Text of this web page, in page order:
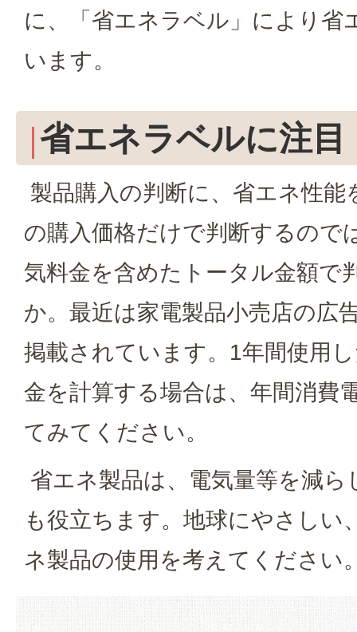
に、「省エネラベル」により省
います。
省エネラベルに注目
製品購入の判断に、省エネ性
の購入価格だけで判断するので
気料金を含めたトータル金額で
か。最近は家電製品小売店の広
掲載されています。1年間使用
金を計算する場合は、年間消費
てみてください。
省エネ製品は、電気量等を減ら
も役立ちます。地球にやさしい
ネ製品の使用を考えてください